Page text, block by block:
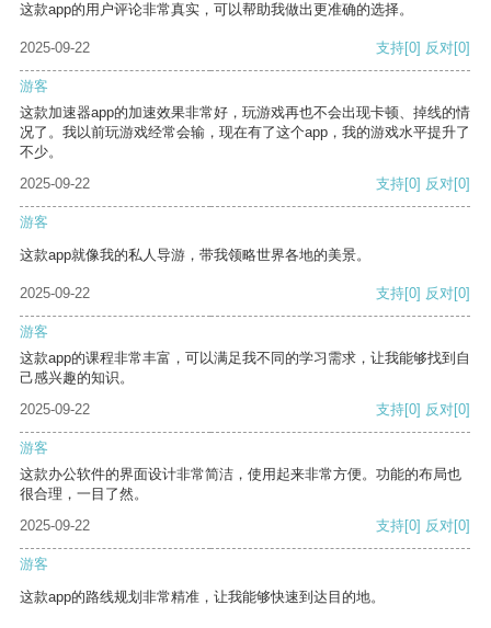
这款app的用户评论非常真实，可以帮助我做出更准确的选择。
2025-09-22 支持[0] 反对[0]
游客
这款加速器app的加速效果非常好，玩游戏再也不会出现卡顿、掉线的情
况了。我以前玩游戏经常会输，现在有了这个app，我的游戏水平提升了
不少。
2025-09-22
支持[0] 反对[0]
游客
这款app就像我的私人导游，带我领略世界各地的美景。
2025-09-22 支持[0] 反对[0]
游客
这款app的课程非常丰富，可以满足我不同的学习需求，让我能够找到自
己感兴趣的知识。
2025-09-22
支持[0] 反对[0]
游客
这款办公软件的界面设计非常简洁，使用起来非常方便。功能的布局也
很合理，一目了然。
2025-09-22
支持[0] 反对[0]
游客
这款app的路线规划非常精准，让我能够快速到达目的地。